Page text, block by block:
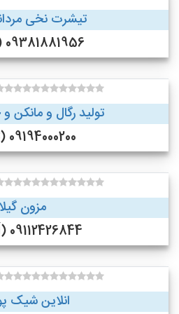
تیشرت نخی
09381881956 (ارومیه)
تولید رگال و مانکن
09194000200 (تهران)
مزون گیلا
09112426844 (اَملَش )
انلاین شیک